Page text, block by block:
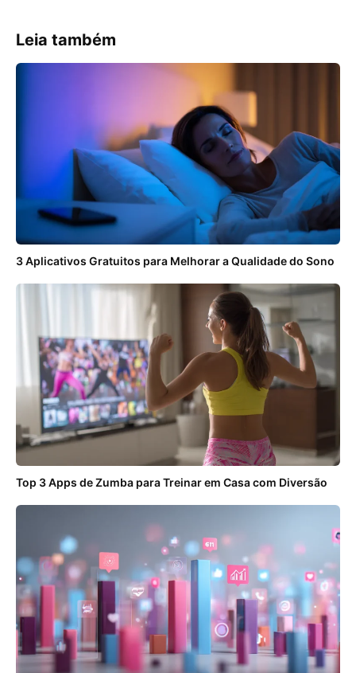
Leia também
3 Aplicativos Gratuitos para Melhorar a Qualidade do Sono
Top 3 Apps de Zumba para Treinar em Casa com Diversão